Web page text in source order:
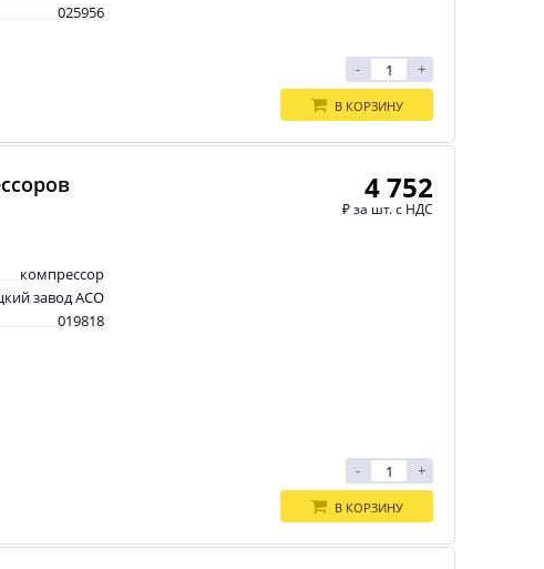
025956
+
-
В КОРЗИНУ
компрессор
завод АСО
019818
4 752
₽за шт. с НДС
+
-
В КОРЗИНУ